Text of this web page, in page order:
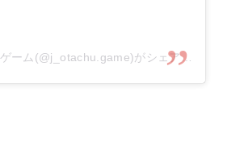
おたちゅう 上越店 ゲーム(@j_otachu.game)がシェアした投稿